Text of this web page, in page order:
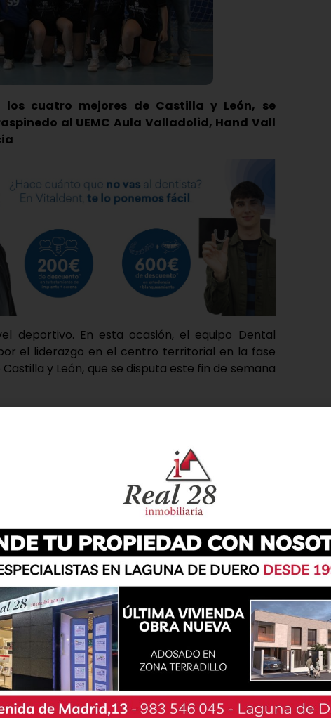
cuatro mejores de Castilla y León, se
al UEMC Aula Valladolid, Hand Vall
deportivo. En esta ocasión, el equipo Dental
el liderazgo en el centro territorial en la fase
y León, que se disputa este fin de semana
cuatro mejores equipos de la Comunidad, se
celebrada el pasado mes de marzo, y
la pista para hacerse con la victoria y conseguir
el UEMC Aula Valladolid, con quien jugarán el
Talleres Chevi BM Palencia, quienes serán sus
Hand Vall Valladolid, con quienes se batirán el